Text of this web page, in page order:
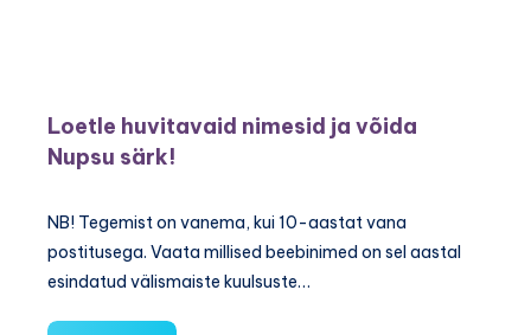
Loetle huvitavaid nimesid ja võida
Nupsu särk!
NB! Tegemist on vanema, kui 10-aastat vana
postitusega. Vaata millised beebinimed on sel aastal
esindatud välismaiste kuulsuste…